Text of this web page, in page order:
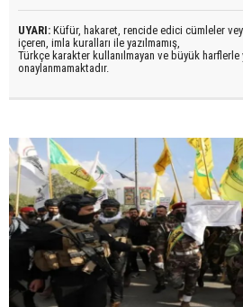
UYARI: Küfür, hakaret, rencide edici cümleler
içeren, imla kuralları ile yazılmamış,
Türkçe karakter kullanılmayan ve büyük harflerle
onaylanmamaktadır.